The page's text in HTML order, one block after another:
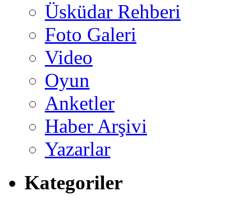
Üsküdar Rehberi
Foto Galeri
Video
Oyun
Anketler
Haber Arşivi
Yazarlar
Kategoriler